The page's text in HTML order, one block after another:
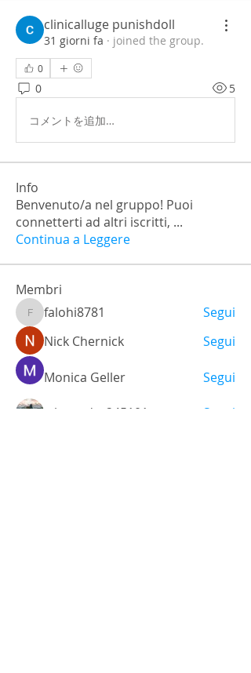
clinicalluge punishdoll
31 giorni fa · joined the group.
0
0 5
コメントを追加…
Info
Benvenuto/a nel gruppo! Puoi
connetterti ad altri iscritti, ...
Continua a Leggere
Membri
falohi8781
falohi8781
Segui
Nick Chernick
Segui
Monica Geller Segui
a.lexandra245101 Segui